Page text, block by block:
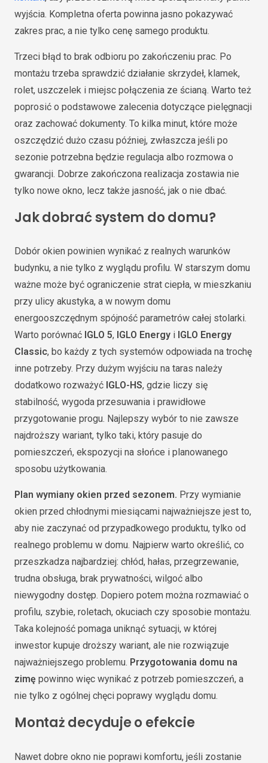
wyjścia. Kompletna oferta powinna jasno pokazywać
zakres prac, a nie tylko cenę samego produktu.
Trzeci błąd to brak odbioru po zakończeniu prac. Po
montażu trzeba sprawdzić działanie skrzydeł, klamek,
rolet, uszczelek i miejsc połączenia ze ścianą. Warto też
poprosić o podstawowe zalecenia dotyczące pielęgnacji
oraz zachować dokumenty. To kilka minut, które może
oszczędzić dużo czasu później, zwłaszcza jeśli po
sezonie potrzebna będzie regulacja albo rozmowa o
gwarancji. Dobrze zakończona realizacja zostawia nie
tylko nowe okno, lecz także jasność, jak o nie dbać.
Jak dobrać system do domu?
Dobór okien powinien wynikać z realnych warunków
budynku, a nie tylko z wyglądu profilu. W starszym domu
ważne może być ograniczenie strat ciepła, w mieszkaniu
przy ulicy akustyka, a w nowym domu
energooszczędnym spójność parametrów całej stolarki.
Warto porównać IGLO 5, IGLO Energy i IGLO Energy
Classic, bo każdy z tych systemów odpowiada na trochę
inne potrzeby. Przy dużym wyjściu na taras należy
dodatkowo rozważyć IGLO-HS, gdzie liczy się
stabilność, wygoda przesuwania i prawidłowe
przygotowanie progu. Najlepszy wybór to nie zawsze
najdroższy wariant, tylko taki, który pasuje do
pomieszczeń, ekspozycji na słońce i planowanego
sposobu użytkowania.
Plan wymiany okien przed sezonem. Przy wymianie
okien przed chłodnymi miesiącami najważniejsze jest to,
aby nie zaczynać od przypadkowego produktu, tylko od
realnego problemu w domu. Najpierw warto określić, co
przeszkadza najbardziej: chłód, hałas, przegrzewanie,
trudna obsługa, brak prywatności, wilgoć albo
niewygodny dostęp. Dopiero potem można rozmawiać o
profilu, szybie, roletach, okuciach czy sposobie montażu.
Taka kolejność pomaga uniknąć sytuacji, w której
inwestor kupuje droższy wariant, ale nie rozwiązuje
najważniejszego problemu. Przygotowania domu na
zimę powinno więc wynikać z potrzeb pomieszczeń, a
nie tylko z ogólnej chęci poprawy wyglądu domu.
Montaż decyduje o efekcie
Nawet dobre okno nie poprawi komfortu, jeśli zostanie